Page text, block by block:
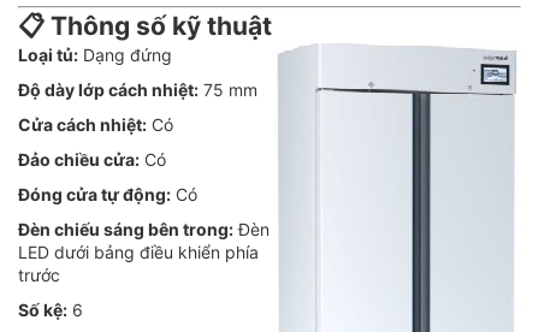
📋 Thông số kỹ thuật
Loại tủ: Dạng đứng
Độ dày lớp cách nhiệt: 75 mm
Cửa cách nhiệt: Có
Đảo chiều cửa: Có
Đóng cửa tự động: Có
Đèn chiếu sáng bên trong:Đèn
LED dưới bảng điều khiển phía
trước
Số kệ: 6